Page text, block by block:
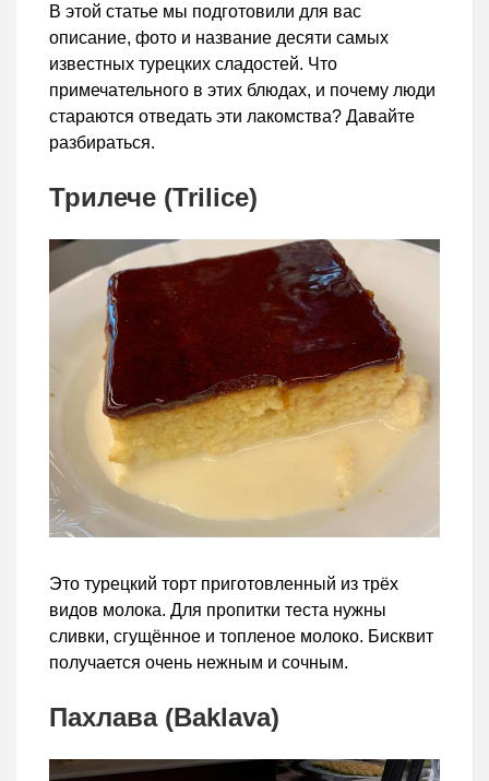
В этой статье мы подготовили для вас
описание, фото и название десяти самых
известных турецких сладостей. Что
примечательного в этих блюдах, и почему люди
стараются отведать эти лакомства? Давайте
разбираться.
Трилече (Trilice)
Это турецкий торт приготовленный из трёх
видов молока. Для пропитки теста нужны
сливки, сгущённое и топленое молоко. Бисквит
получается очень нежным и сочным.
Пахлава (Baklava)